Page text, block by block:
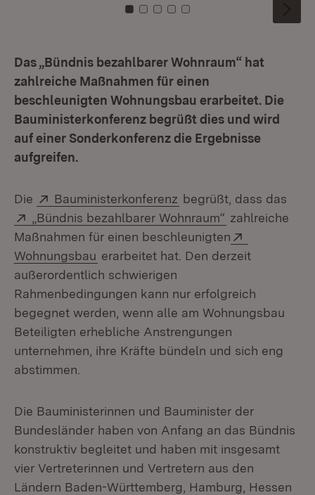
Zu Kachel: 0
Zu Kachel: 1
Zu Kachel: 2
Zu Kachel: 3
Zu Kachel: 4
Das „Bündnis bezahlbarer Wohnraum“ hat
zahlreiche Maßnahmen für einen
beschleunigten Wohnungsbau erarbeitet. Die
Bauministerkonferenz begrüßt dies und wird
auf einer Sonderkonferenz die Ergebnisse
aufgreifen.
Die Extern:
Bauministerkonferenz (Öffnet in neuem
begrüßt, dass das
Extern:
„Bündnis bezahlbarer Wohnraum“ (Öffnet in
zahlreiche
Maßnahmen für einen beschleunigten
Wohnungsbau (Öffnet in neuem Fenster)
erarbeitet hat. Den derzeit
außerordentlich schwierigen
Rahmenbedingungen kann nur erfolgreich
begegnet werden, wenn alle am Wohnungsbau
Beteiligten erhebliche Anstrengungen
unternehmen, ihre Kräfte bündeln und sich eng
abstimmen.
Die Bauministerinnen und Bauminister der
Bundesländer haben von Anfang an das Bündnis
konstruktiv begleitet und haben mit insgesamt
vier Vertreterinnen und Vertretern aus den
Ländern Baden-Württemberg, Hamburg, Hessen